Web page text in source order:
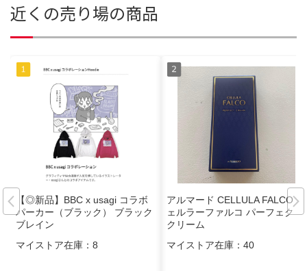
近くの売り場の商品
【◎新品】BBC x usagi コラボ
パーカー（ブラック） ブラック
ブレイン
マイストア在庫： 8
アルマード CELLULA FALCO チ
ェルラーファルコ パーフェクト
クリーム
マイストア在庫： 40